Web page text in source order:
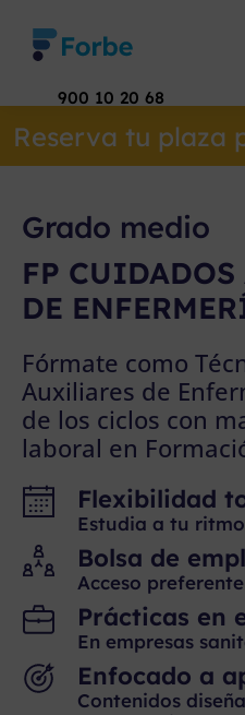
900 10 20 68
Reserva tu plaza
Grado medio
FP
DE
Fórmate como
Auxiliares de
de los ciclos con
laboral en
Flexibilidad
Estudia a tu ritmo
Bolsa de
Acceso preferente
Prácticas en
En empresas
Enfocado a
Contenidos